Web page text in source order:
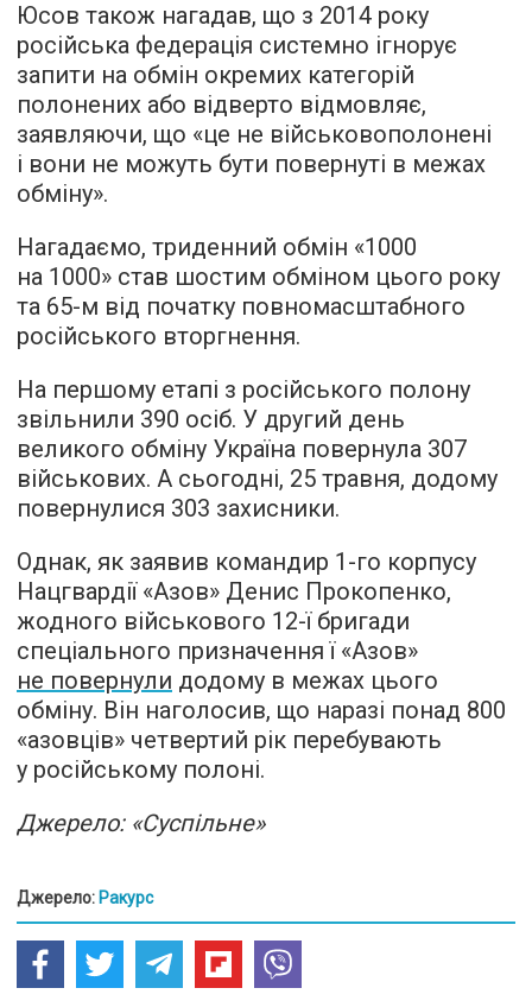
Юсов також нагадав, що з 2014 року
російська федерація системно ігнорує
запити на обмін окремих категорій
полонених або відверто відмовляє,
заявляючи, що «це не військовополонені
і вони не можуть бути повернуті в межах
обміну».
Нагадаємо, триденний обмін «1000
на 1000» став шостим обміном цього року
та 65-м від початку повномасштабного
російського вторгнення.
На першому етапі з російського полону
звільнили 390 осіб. У другий день
великого обміну Україна повернула 307
військових. А сьогодні, 25 травня, додому
повернулися 303 захисники.
Однак, як заявив командир 1-го корпусу
Нацгвардії «Азов» Денис Прокопенко,
жодного військового 12-ї бригади
спеціального призначення ї «Азов»
не повернули додому в межах цього
обміну. Він наголосив, що наразі понад 800
«азовців» четвертий рік перебувають
у російському полоні.
Джерело: «Суспільне»
Джерело: Ракурс